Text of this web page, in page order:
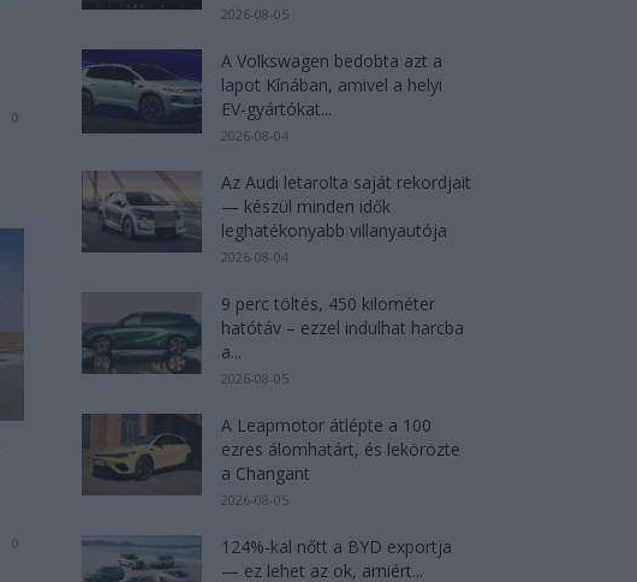
0
0
2026-08-05
A Volkswagen bedobta azt a
lapot Kínában, amivel a helyi
EV-gyártókat...
2026-08-04
Az Audi letarolta saját rekordjait
— készül minden idők
leghatékonyabb villanyautója
2026-08-04
9 perc töltés, 450 kilométer
hatótáv – ezzel indulhat harcba
a...
2026-08-05
A Leapmotor átlépte a 100
ezres álomhatárt, és lekörözte
a Changant
2026-08-05
124%-kal nőtt a BYD exportja
— ez lehet az ok, amiért...